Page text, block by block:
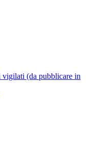
(da pubblicare in